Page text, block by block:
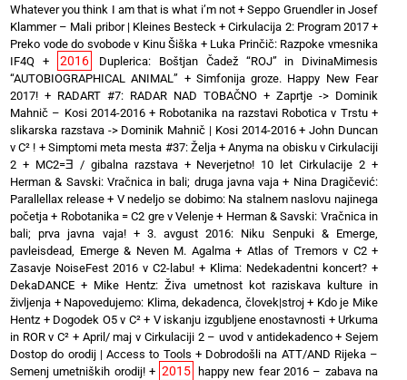
Whatever you think I am that is what i’m not+Seppo Gruendler in Josef
Klammer – Mali pribor | Kleines Besteck +Cirkulacija 2: Program 2017+
Preko vode do svobode v Kinu Šiška + Luka Prinčič: Razpoke vmesnika
IF4Q + 2016
Duplerica: Boštjan Čadež “ROJ” in DivinaMimesis
“AUTOBIOGRAPHICAL ANIMAL” + Simfonija groze. Happy New Fear
2017! + RADART #7: RADAR NAD TOBAČNO + Zaprtje -> Dominik
Mahnič – Kosi 2014-2016+ Robotanika na razstavi Robotica v Trstu+
slikarska razstava -> Dominik Mahnič | Kosi 2014-2016+John Duncan
v C² ! + Simptomi meta mesta #37: Želja+Anyma na obisku v Cirkulaciji
2 + MC2=Ǝ / gibalna razstava+ Neverjetno! 10 let Cirkulacije 2 +
Herman & Savski: Vračnica in bali; druga javna vaja + Nina Dragičević:
Parallellax release+ V nedeljo se dobimo: Na stalnem naslovu najinega
početja + Robotanika = C2 gre v Velenje + Herman & Savski: Vračnica in
bali; prva javna vaja!+ 3. avgust 2016: Niku Senpuki & Emerge,
pavleisdead, Emerge & Neven M. Agalma+ Atlas of Tremors v C2+
Zasavje NoiseFest 2016 v C2-labu! + Klima: Nedekadentni koncert? +
DekaDANCE + Mike Hentz: Živa umetnost kot raziskava kulture in
življenja + Napovedujemo: Klima, dekadenca, človek|stroj+ Kdo je Mike
Hentz + Dogodek O5 v C²+ V iskanju izgubljene enostavnosti + Urkuma
in ROR v C² + April/ maj v Cirkulaciji 2 – uvod v antidekadenco+Sejem
Dostop do orodij | Access to Tools + Dobrodošli na ATT/AND Rijeka –
Semenj umetniških orodij!+ 2015
happy new fear 2016 – zabava na